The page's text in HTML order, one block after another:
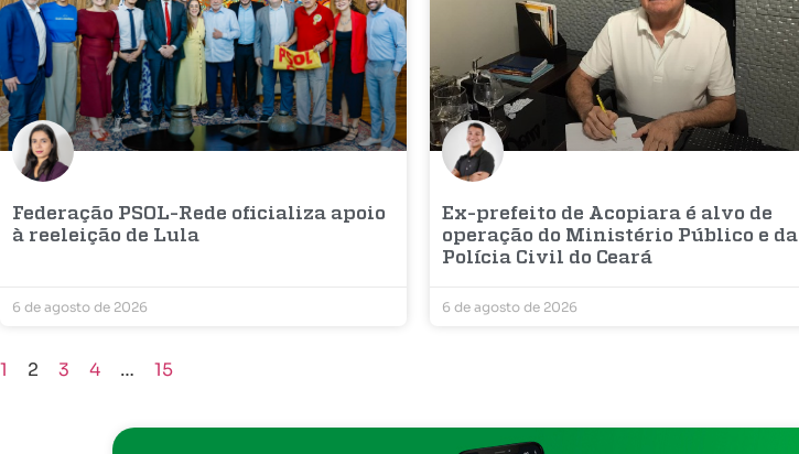
Federação PSOL-Rede oficializa apoio
à reeleição de Lula
6 de agosto de 2026
Ex-prefeito de Acopiara é alvo de
operação do Ministério Público e da
Polícia Civil do Ceará
6 de agosto de 2026
1 2 3 4 … 15